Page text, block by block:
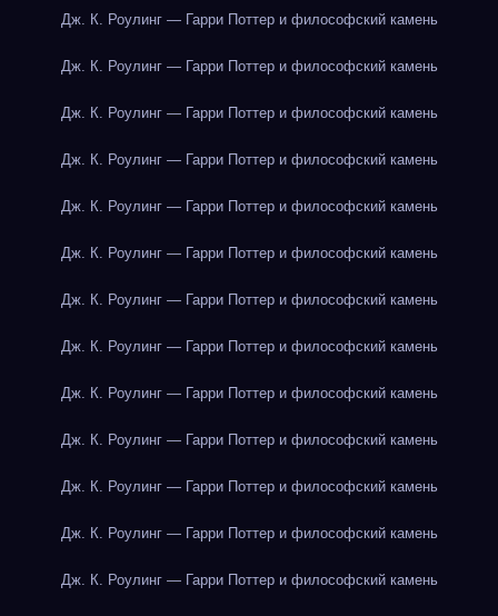
Дж. К. Роулинг — Гарри Поттер и философский камень
Дж. К. Роулинг — Гарри Поттер и философский камень
Дж. К. Роулинг — Гарри Поттер и философский камень
Дж. К. Роулинг — Гарри Поттер и философский камень
Дж. К. Роулинг — Гарри Поттер и философский камень
Дж. К. Роулинг — Гарри Поттер и философский камень
Дж. К. Роулинг — Гарри Поттер и философский камень
Дж. К. Роулинг — Гарри Поттер и философский камень
Дж. К. Роулинг — Гарри Поттер и философский камень
Дж. К. Роулинг — Гарри Поттер и философский камень
Дж. К. Роулинг — Гарри Поттер и философский камень
Дж. К. Роулинг — Гарри Поттер и философский камень
Дж. К. Роулинг — Гарри Поттер и философский камень